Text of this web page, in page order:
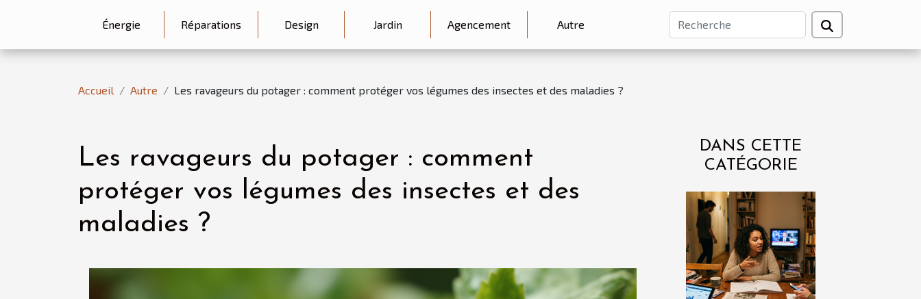
Énergie Réparations Design Jardin Agencement Autre
Accueil Autre Les ravageurs du potager : comment protéger vos légumes des insectes et des maladies ?
Les ravageurs du potager : comment
protéger vos légumes des insectes et des
maladies ?
DANS CETTE
CATÉGORIE